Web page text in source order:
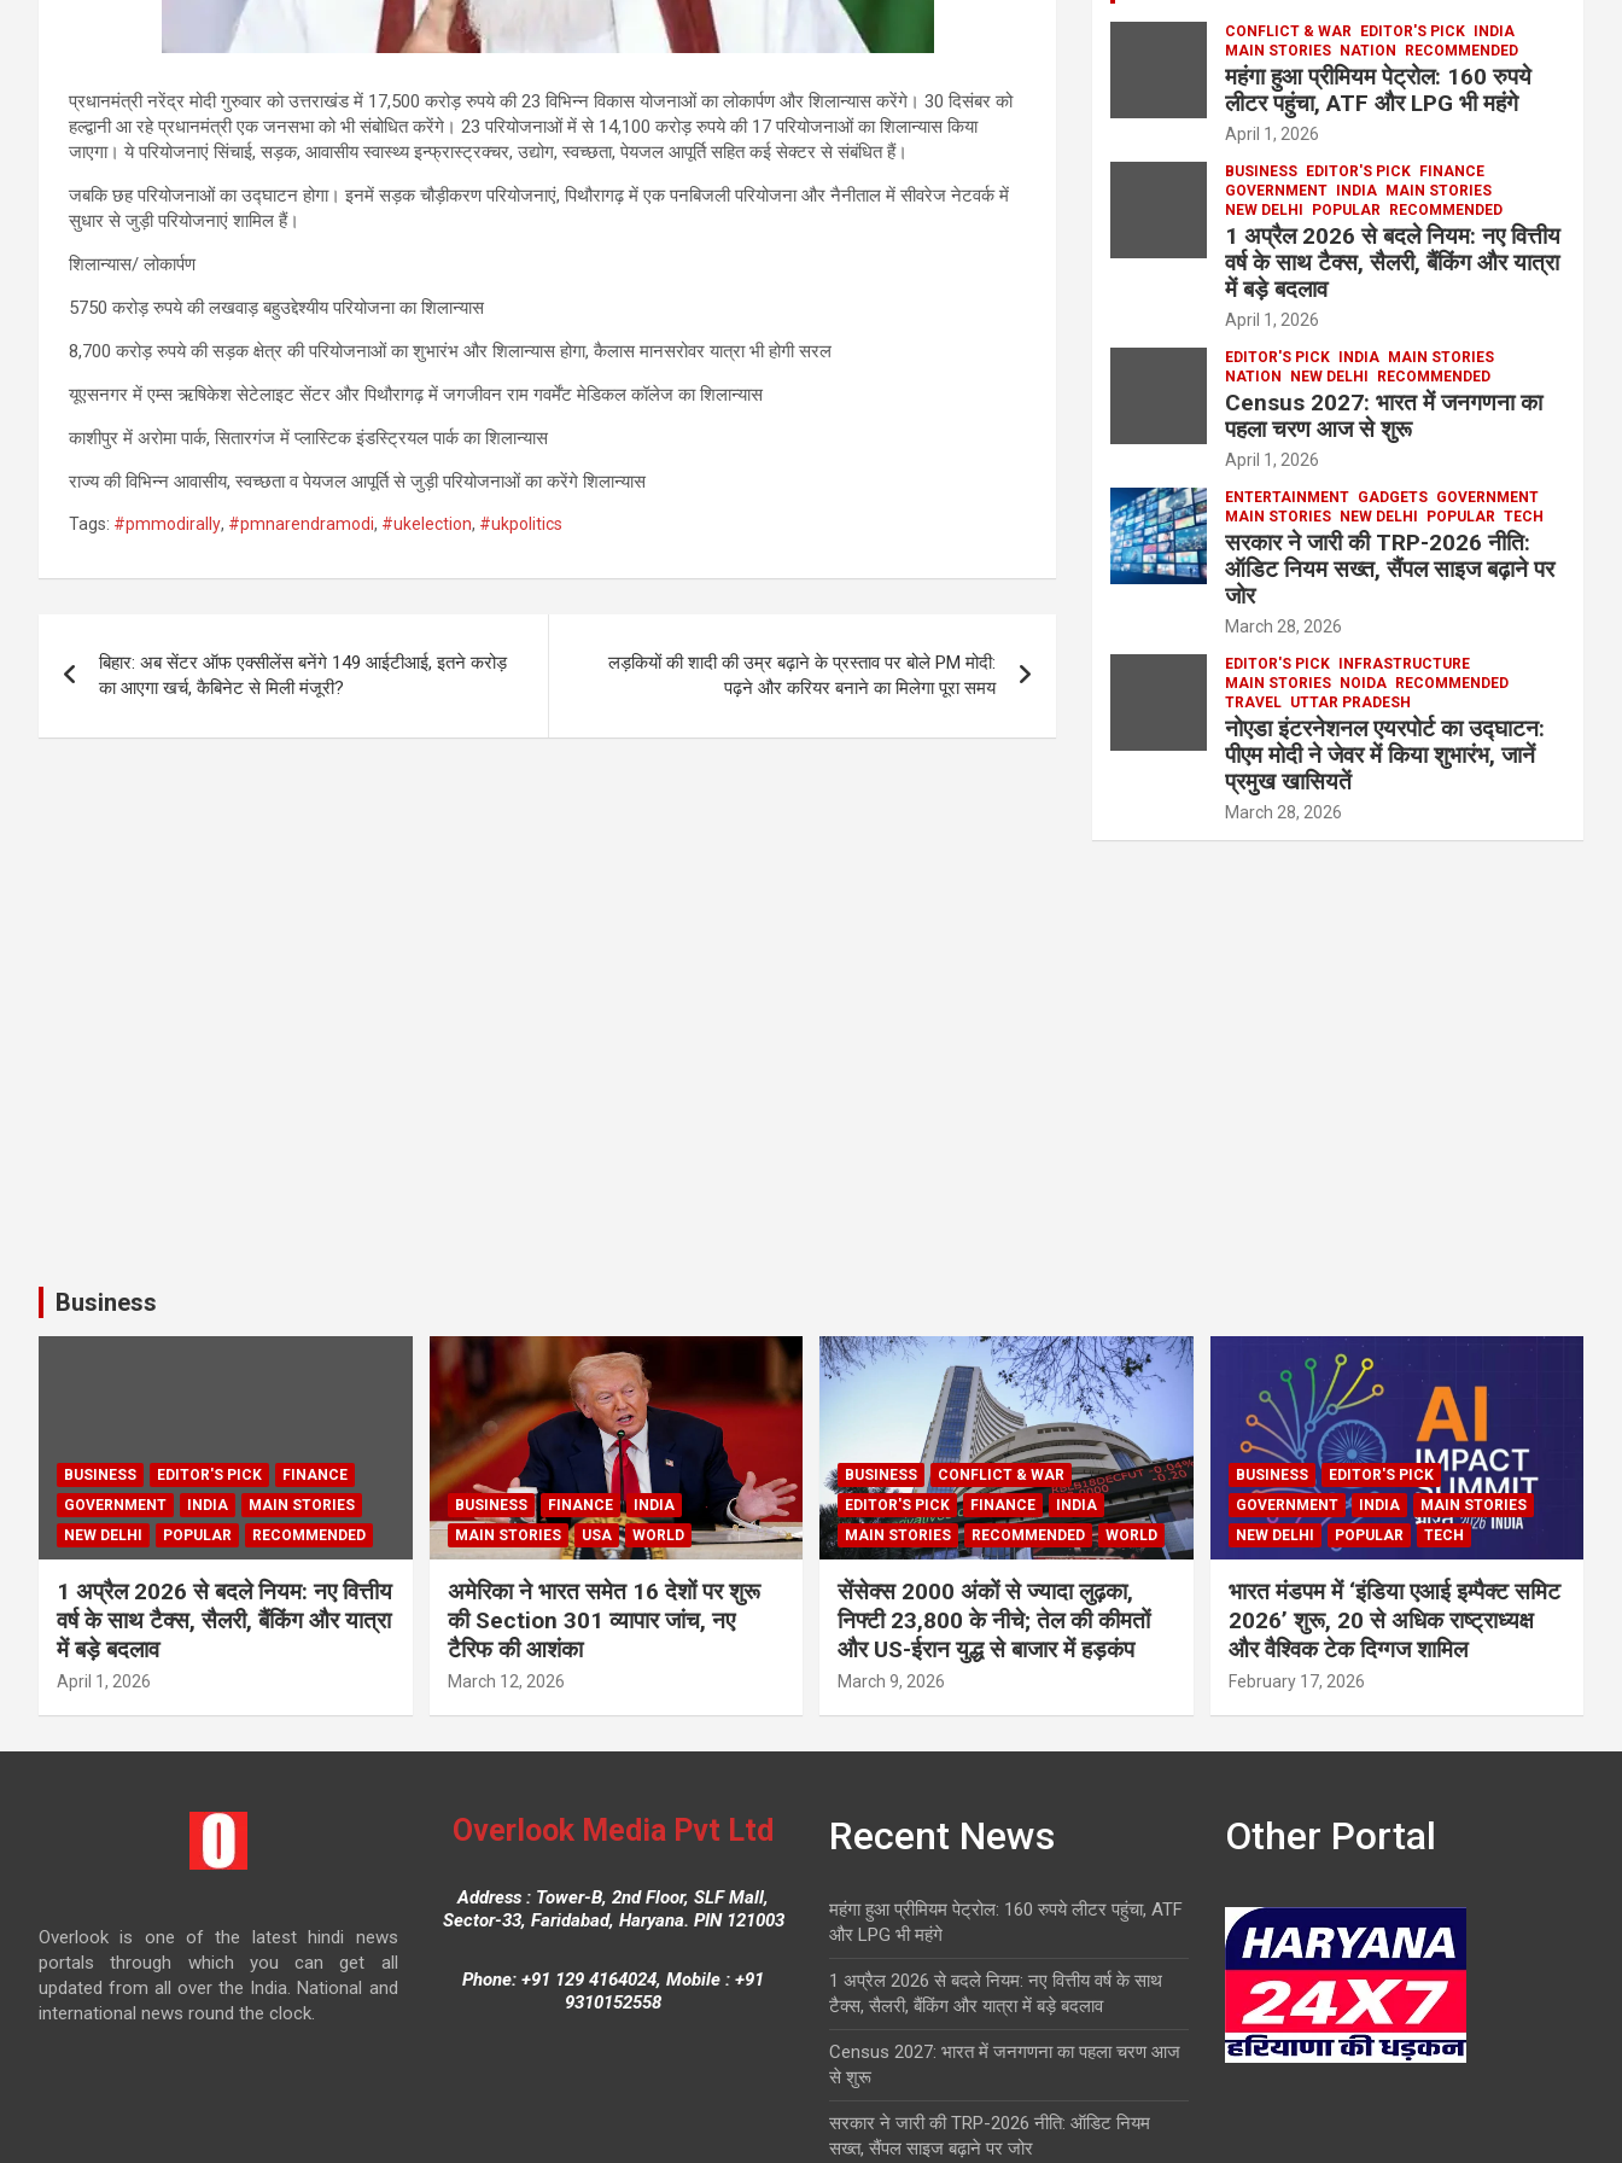
प्रधानमंत्री नरेंद्र मोदी गुरुवार को उत्तराखंड में 17,500 करोड़ रुपये की 23 विभिन्न विकास योजनाओं का लोकार्पण और शिलान्यास करेंगे। 30 दिसंबर को
हल्द्वानी आ रहे प्रधानमंत्री एक जनसभा को भी संबोधित करेंगे। 23 परियोजनाओं में से 14,100 करोड़ रुपये की 17 परियोजनाओं का शिलान्यास किया
जाएगा। ये परियोजनाएं सिंचाई, सड़क, आवासीय स्वास्थ्य इन्फ्रास्ट्रक्चर, उद्योग, स्वच्छता, पेयजल आपूर्ति सहित कई सेक्टर से संबंधित हैं।
जबकि छह परियोजनाओं का उद्घाटन होगा। इनमें सड़क चौड़ीकरण परियोजनाएं, पिथौरागढ़ में एक पनबिजली परियोजना और नैनीताल में सीवरेज नेटवर्क में
सुधार से जुड़ी परियोजनाएं शामिल हैं।
शिलान्यास/ लोकार्पण
5750 करोड़ रुपये की लखवाड़ बहुउद्देश्यीय परियोजना का शिलान्यास
8,700 करोड़ रुपये की सड़क क्षेत्र की परियोजनाओं का शुभारंभ और शिलान्यास होगा, कैलास मानसरोवर यात्रा भी होगी सरल
यूएसनगर में एम्स ऋषिकेश सेटेलाइट सेंटर और पिथौरागढ़ में जगजीवन राम गवर्मेंट मेडिकल कॉलेज का शिलान्यास
काशीपुर में अरोमा पार्क, सितारगंज में प्लास्टिक इंडस्ट्रियल पार्क का शिलान्यास
राज्य की विभिन्न आवासीय, स्वच्छता व पेयजल आपूर्ति से जुड़ी परियोजनाओं का करेंगे शिलान्यास
Tags: #pmmodirally, #pmnarendramodi, #ukelection, #ukpolitics
navigation
बिहार: अब सेंटर ऑफ एक्सीलेंस बनेंगे 149 आईटीआई, इतने करोड़
का आएगा खर्च, कैबिनेट से मिली मंजूरी?
लड़कियों की शादी की उम्र बढ़ाने के प्रस्ताव पर बोले PM मोदी:
पढ़ने और करियर बनाने का मिलेगा पूरा समय
CONFLICT & WAR EDITOR'S PICK INDIA
MAIN STORIES NATION RECOMMENDED
महंगा हुआ प्रीमियम पेट्रोल: 160 रुपये
लीटर पहुंचा, ATF और LPG भी महंगे
April 1, 2026
BUSINESS EDITOR'S PICK FINANCE
GOVERNMENT INDIA MAIN STORIES
NEW DELHI
POPULAR RECOMMENDED
1 अप्रैल 2026 से बदले नियम: नए वित्तीय
वर्ष के साथ टैक्स, सैलरी, बैंकिंग और यात्रा
में बड़े बदलाव
April 1, 2026
EDITOR'S PICK INDIA MAIN STORIES
NATION
NEW DELHI RECOMMENDED
Census 2027: भारत में जनगणना का
पहला चरण आज से शुरू
April 1, 2026
ENTERTAINMENT GADGETS GOVERNMENT
MAIN STORIES NEW DELHI POPULAR TECH
सरकार ने जारी की TRP-2026 नीति:
ऑडिट नियम सख्त, सैंपल साइज बढ़ाने पर
जोर
March 28, 2026
EDITOR'S PICK INFRASTRUCTURE
MAIN STORIES NOIDA RECOMMENDED
TRAVEL UTTAR PRADESH
नोएडा इंटरनेशनल एयरपोर्ट का उद्घाटन:
पीएम मोदी ने जेवर में किया शुभारंभ, जानें
प्रमुख खासियतें
March 28, 2026
Business
BUSINESS EDITOR'S PICK
FINANCE
GOVERNMENT
INDIA
MAIN STORIES
NEW DELHI
POPULAR RECOMMENDED
1 अप्रैल 2026 से बदले नियम: नए वित्तीय
वर्ष के साथ टैक्स, सैलरी, बैंकिंग और यात्रा
में बड़े बदलाव
April 1, 2026
BUSINESS FINANCE
INDIA
MAIN STORIES
USA WORLD
अमेरिका ने भारत समेत 16 देशों पर शुरू
की Section 301 व्यापार जांच, नए
टैरिफ की आशंका
March 12, 2026
BUSINESS
CONFLICT & WAR
EDITOR'S PICK
FINANCE
INDIA
MAIN STORIES
RECOMMENDED WORLD
सेंसेक्स 2000 अंकों से ज्यादा लुढ़का,
निफ्टी 23,800 के नीचे; तेल की कीमतों
और US-ईरान युद्ध से बाजार में हड़कंप
March 9, 2026
BUSINESS
EDITOR'S PICK
GOVERNMENT
INDIA
MAIN STORIES
NEW DELHI
POPULAR TECH
भारत मंडपम में ‘इंडिया एआई इम्पैक्ट समिट
2026’ शुरू, 20 से अधिक राष्ट्राध्यक्ष
और वैश्विक टेक दिग्गज शामिल
February 17, 2026
Overlook is one of the latest hindi news
portals through which you can get all
updated from all over the India. National and
international news round the clock.
Overlook Media Pvt Ltd
Address : Tower-B, 2nd Floor, SLF Mall,
Sector-33, Faridabad, Haryana. PIN 121003
Phone: +91 129 4164024, Mobile : +91
9310152558
Recent News
महंगा हुआ प्रीमियम पेट्रोल: 160 रुपये लीटर पहुंचा, ATF
और LPG भी महंगे
1 अप्रैल 2026 से बदले नियम: नए वित्तीय वर्ष के साथ
टैक्स, सैलरी, बैंकिंग और यात्रा में बड़े बदलाव
Census 2027: भारत में जनगणना का पहला चरण आज
से शुरू
सरकार ने जारी की TRP-2026 नीति: ऑडिट नियम
सख्त, सैंपल साइज बढ़ाने पर जोर
Other Portal